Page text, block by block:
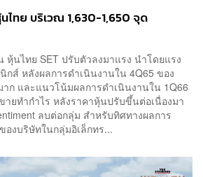
นไทย บริเวณ 1,630-1,650 จุด
นไทย SET ปรับตัวลงมาแรง นำโดยแรง
กส์ หลังผลการดำเนินงานใน 4Q65 ของ
าก และแนวโน้มผลการดำเนินงานใน 1Q66
ายทำกำไร หลังราคาหุ้นปรับขึ้นต่อเนื่องมา
ลบต่อกลุ่ม สำหรับทิศทางผลการ
องบริษัทในกลุ่มอิเล็กทร...